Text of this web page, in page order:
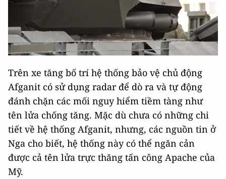
Trên xe tăng bố trí hệ thống bảo vệ chủ động
Afganit có sử dụng radar để dò ra và tự động
đánh chặn các mối nguy hiểm tiềm tàng như
tên lửa chống tăng. Mặc dù chưa có những chi
tiết về hệ thống Afganit, nhưng, các nguồn tin ở
Nga cho biết, hệ thống này có thể ngăn cản
được cả tên lửa trực thăng tấn công Apache của
Mỹ.